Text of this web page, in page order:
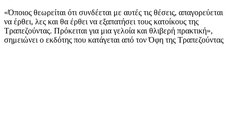
«Όποιος θεωρείται ότι συνδέεται με αυτές τις θέσεις, απαγορεύεται
να έρθει, λες και θα έρθει να εξαπατήσει τους κατοίκους της
Τραπεζούντας. Πρόκειται για μια γελοία και θλιβερή πρακτική»,
σημειώνει ο εκδότης που κατάγεται από τον Όφη της Τραπεζούντας